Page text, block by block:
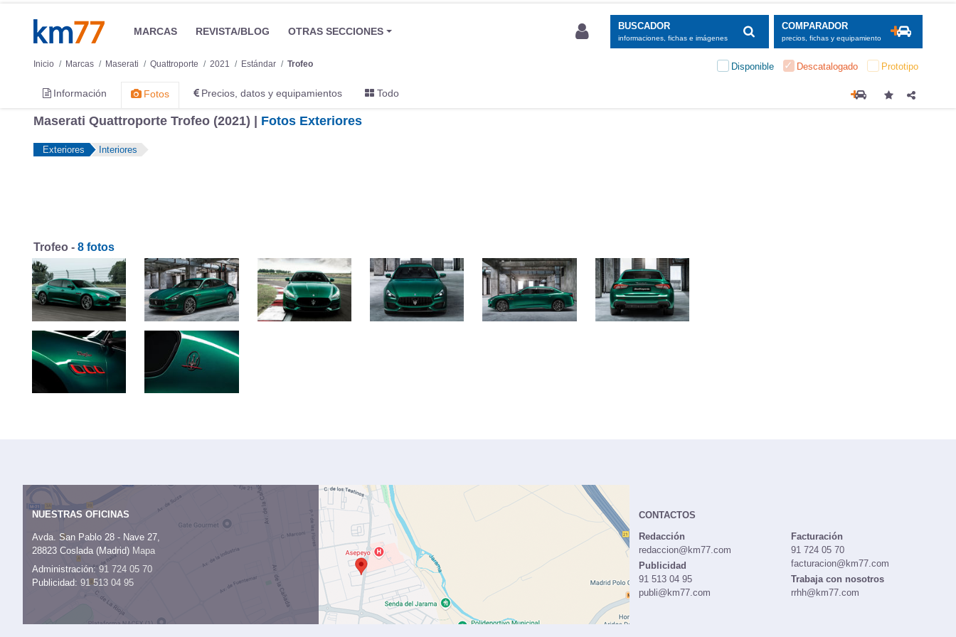
MARCAS REVISTA/BLOG OTRAS SECCIONES BUSCADOR
informaciones, fichas e imágenes
COMPARADOR
precios, fichas y equipamiento
Inicio Marcas Maserati Quattroporte 2021 Estándar Trofeo Disponible Descatalogado Prototipo
Información Fotos Precios, datos y equipamientos Todo
Maserati Quattroporte Trofeo (2021) | Fotos Exteriores
Exteriores Interiores
Trofeo - 8 fotos
NUESTRAS OFICINAS
Avda. San Pablo 28 - Nave 27,
28823 Coslada (Madrid) Mapa
Administración:91 724 05 70
Publicidad: 91 513 04 95
CONTACTOS
Redacción
redaccion@km77.com
Publicidad
91 513 04 95
publi@km77.com
Facturación
91 724 05 70
facturacion@km77.com
Trabaja con nosotros
rrhh@km77.com